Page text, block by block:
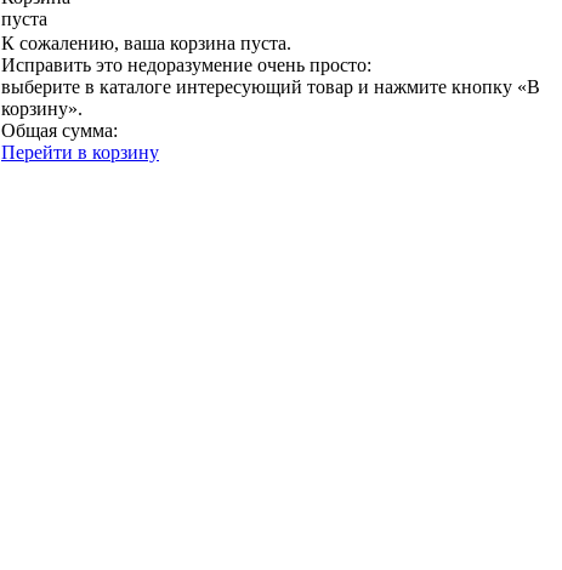
пуста
К сожалению, ваша корзина пуста.
Исправить это недоразумение очень просто:
выберите в каталоге интересующий товар и нажмите кнопку «В
корзину».
Общая сумма:
Перейти в корзину